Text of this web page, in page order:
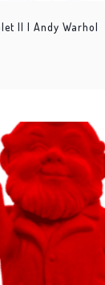
II | Andy Warhol